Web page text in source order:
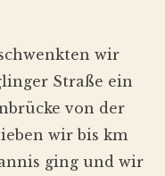
wir
Straße ein
von der
wir bis km
ging und wir